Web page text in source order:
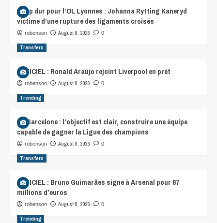
Coup dur pour l’OL Lyonnes : Johanna Rytting Kaneryd
victime d’une rupture des ligaments croisés
robenson August 8, 2026 0
Transfers
OFFICIEL : Ronald Araújo rejoint Liverpool en prêt
robenson August 8, 2026 0
Trending
FC Barcelone : l’objectif est clair, construire une équipe
capable de gagner la Ligue des champions
robenson August 8, 2026 0
Transfers
OFFICIEL : Bruno Guimarães signe à Arsenal pour 87
millions d’euros
robenson August 8, 2026 0
Trending